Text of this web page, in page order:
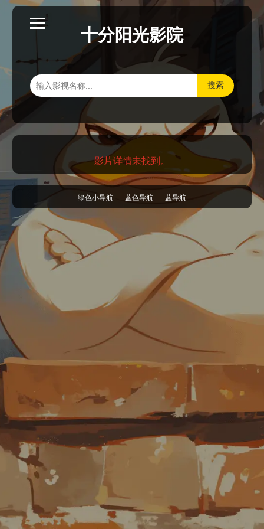
十分阳光影院
搜索
影片详情未找到。
绿色小导航 蓝色导航 蓝导航